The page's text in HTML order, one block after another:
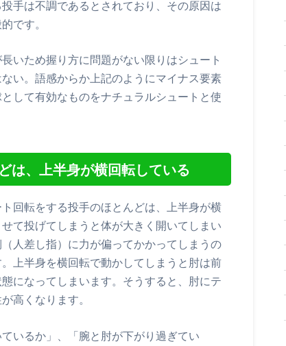
手は不調であるとされており、その原因は
です。
いため握り方に問題がない限りはシュート
い。語感からか上記のようにマイナス要素
して有効なものをナチュラルシュートと使
は、上半身が横回転している
回転をする投手のほとんどは、上半身が横
て投げてしまうと体が大きく開いてしまい
人差し指）に力が偏ってかかってしまうの
上半身を横回転で動かしてしまうと肘は前
になってしまいます。そうすると、肘にテ
高くなります。
いるか」、「腕と肘が下がり過ぎてい